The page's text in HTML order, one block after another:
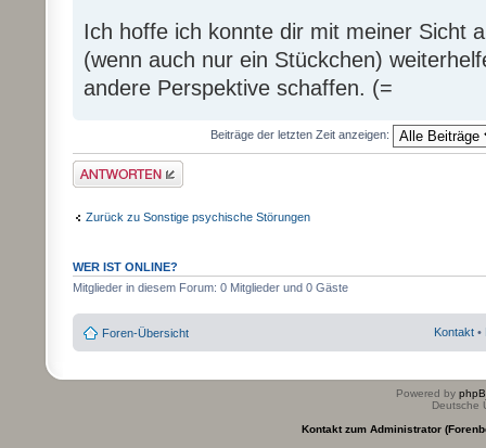
Ich hoffe ich konnte dir mit meiner Sicht
(wenn auch nur ein Stückchen)
andere Perspektive schaffen. (=
Beiträge der letzten Zeit anzeigen:
Antwort erstellen
Zurück zu Sonstige psychische Störungen
WER IST ONLINE?
Mitglieder in diesem Forum: 0 Mitglieder und 0 Gäste
Foren-Übersicht Kontakt •
Powered by
Deutsche
Kontakt zum Administrator